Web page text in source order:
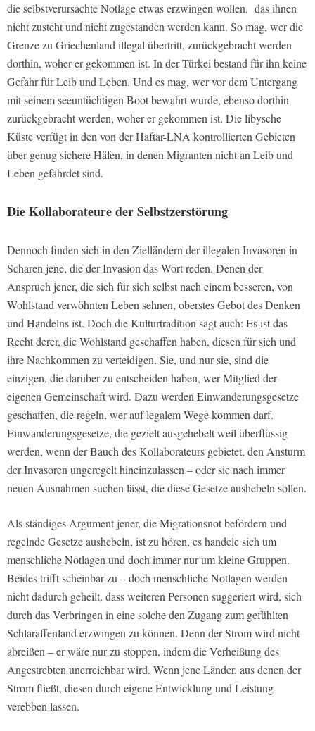
die selbstverursachte Notlage etwas erzwingen wollen, das ihnen
nicht zusteht und nicht zugestanden werden kann. So mag, wer die
Grenze zu Griechenland illegal übertritt, zurückgebracht werden
dorthin, woher er gekommen ist. In der Türkei bestand für ihn keine
Gefahr für Leib und Leben. Und es mag, wer vor dem Untergang
mit seinem seeuntüchtigen Boot bewahrt wurde, ebenso dorthin
zurückgebracht werden, woher er gekommen ist. Die libysche
Küste verfügt in den von der Haftar-LNA kontrollierten Gebieten
über genug sichere Häfen, in denen Migranten nicht an Leib und
Leben gefährdet sind.
Die Kollaborateure der Selbstzerstörung
Dennoch finden sich in den Zielländern der illegalen Invasoren in
Scharen jene, die der Invasion das Wort reden. Denen der
Anspruch jener, die sich für sich selbst nach einem besseren, von
Wohlstand verwöhnten Leben sehnen, oberstes Gebot des Denken
und Handelns ist. Doch die Kulturtradition sagt auch: Es ist das
Recht derer, die Wohlstand geschaffen haben, diesen für sich und
ihre Nachkommen zu verteidigen. Sie, und nur sie, sind die
einzigen, die darüber zu entscheiden haben, wer Mitglied der
eigenen Gemeinschaft wird. Dazu werden Einwanderungsgesetze
geschaffen, die regeln, wer auf legalem Wege kommen darf.
Einwanderungsgesetze, die gezielt ausgehebelt weil überflüssig
werden, wenn der Bauch des Kollaborateurs gebietet, den Ansturm
der Invasoren ungeregelt hineinzulassen – oder sie nach immer
neuen Ausnahmen suchen lässt, die diese Gesetze aushebeln sollen.
Als ständiges Argument jener, die Migrationsnot befördern und
regelnde Gesetze aushebeln, ist zu hören, es handele sich um
menschliche Notlagen und doch immer nur um kleine Gruppen.
Beides trifft scheinbar zu – doch menschliche Notlagen werden
nicht dadurch geheilt, dass weiteren Personen suggeriert wird, sich
durch das Verbringen in eine solche den Zugang zum gefühlten
Schlaraffenland erzwingen zu können. Denn der Strom wird nicht
abreißen – er wäre nur zu stoppen, indem die Verheißung des
Angestrebten unerreichbar wird. Wenn jene Länder, aus denen der
Strom fließt, diesen durch eigene Entwicklung und Leistung
verebben lassen.